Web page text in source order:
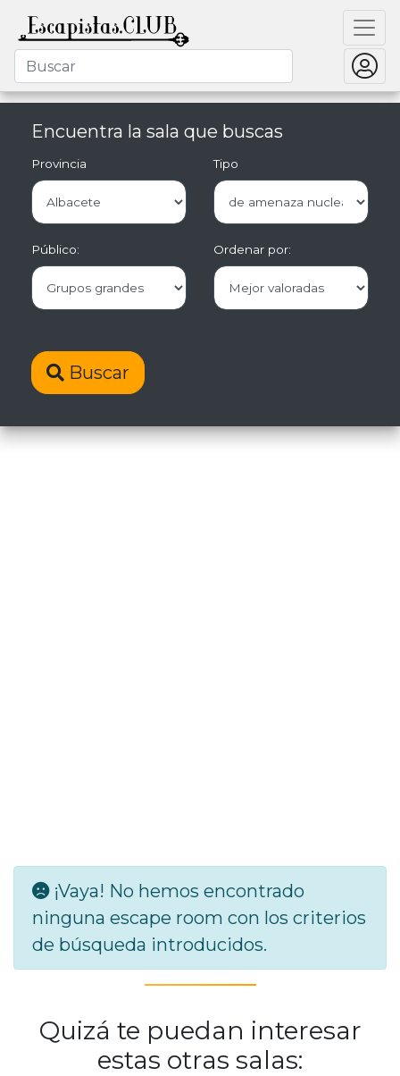
Encuentra la sala que buscas
Provincia Tipo
Público: Ordenar por:
Buscar
¡Vaya! No hemos encontrado
ninguna escape room con los criterios
de búsqueda introducidos.
Quizá te puedan interesar
estas otras salas: